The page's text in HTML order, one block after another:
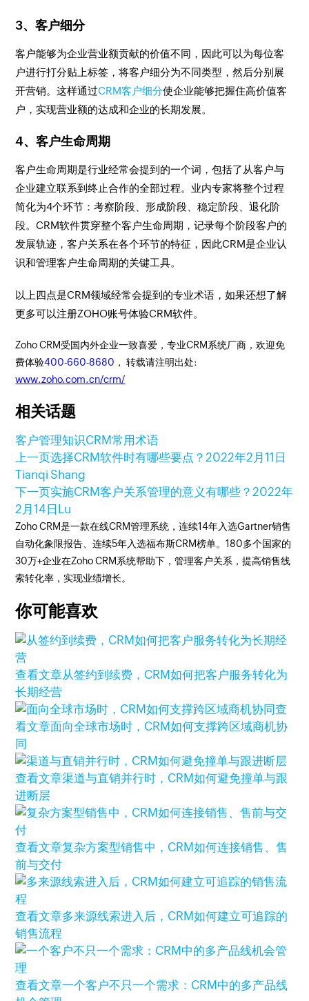
3、客户细分
客户能够为企业营业额贡献的价值不同，因此可以为每位客
户进行打分贴上标签，将客户细分为不同类型，然后分别展
开营销。这样通过CRM客户细分使企业能够把握住高价值客
户，实现营业额的达成和企业的长期发展。
4、客户生命周期
客户生命周期是行业经常会提到的一个词，包括了从客户与
企业建立联系到终止合作的全部过程。业内专家将整个过程
简化为4个环节：考察阶段、形成阶段、稳定阶段、退化阶
段。CRM软件贯穿整个客户生命周期，记录每个阶段客户的
发展轨迹，客户关系在各个环节的特征，因此CRM是企业认
识和管理客户生命周期的关键工具。
以上四点是CRM领域经常会提到的专业术语，如果还想了解
更多可以注册ZOHO账号体验CRM软件。
Zoho CRM受国内外企业一致喜爱，专业CRM系统厂商，欢迎免
费体验400-660-8680 ， 转载请注明出处:
www.zoho.com.cn/crm/
相关话题
客户管理知识CRM常用术语
上一页选择CRM软件时有哪些要点？2022年2月11日
Tianqi Shang
下一页实施CRM客户关系管理的意义有哪些？2022年
2月14日 Lu
Zoho CRM是一款在线CRM管理系统，连续14年入选Gartner销售
自动化象限报告、连续5年入选福布斯CRM榜单。180多个国家的
30万+企业在Zoho CRM系统帮助下，管理客户关系，提高销售线
索转化率，实现业绩增长。
你可能喜欢
查看文章从签约到续费，CRM如何把客户服务转化为
长期经营
查
看文章面向全球市场时，CRM如何支撑跨区域商机协
同
查看文章渠道与直销并行时，CRM如何避免撞单与跟
进断层
查看文章复杂方案型销售中，CRM如何连接销售、售
前与交付
查看文章多来源线索进入后，CRM如何建立可追踪的
销售流程
查看文章一个客户不只一个需求：CRM中的多产品线